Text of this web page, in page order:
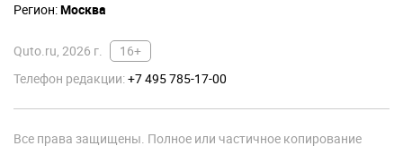
Регион:Москва
Quto.ru, 2026 г.
16+
Телефон редакции:+7 495 785-17-00
Все права защищены. Полное или частичное копирование